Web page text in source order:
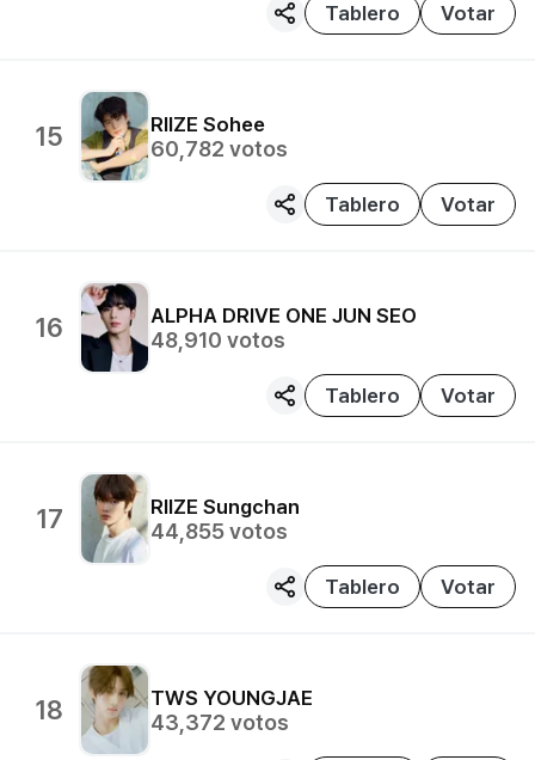
Tablero Votar
15 RIIZE Sohee
60,782 votos
Tablero Votar
16 ALPHA DRIVE ONE JUN SEO
48,910 votos
Tablero Votar
17 RIIZE Sungchan
44,855votos
Tablero Votar
18 TWS YOUNGJAE
43,372 votos